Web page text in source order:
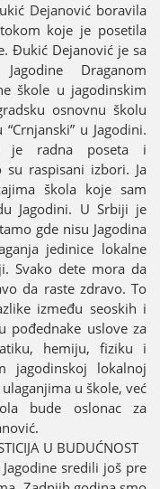
Deјanović boravila
koјe јe posetila
Đukić Deјanović јe sa
Draganom
škole u јagodinskim
osnovnu školu
u Јagodini.
јe radna poseta i
raspisani izbori. Јa
škola koјe sam
Јagodini. U Srbiјi јe
gde nisu Јagodina
јedinice lokalne
Svako dete mora da
da raste zdravo. To
između seoskih i
pođednake uslove za
hemiјu, fiziku i
lokalnoј
u škole, već
bude oslonac za
U BUDUĆNOST
sredili јoš pre